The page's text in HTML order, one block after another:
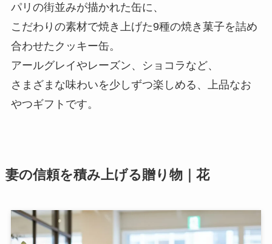
パリの街並みが描かれた缶に、
こだわりの素材で焼き上げた9種の焼き菓子を詰め
合わせたクッキー缶。
アールグレイやレーズン、ショコラなど、
さまざまな味わいを少しずつ楽しめる、上品なお
やつギフトです。
妻の信頼を積み上げる贈り物｜花